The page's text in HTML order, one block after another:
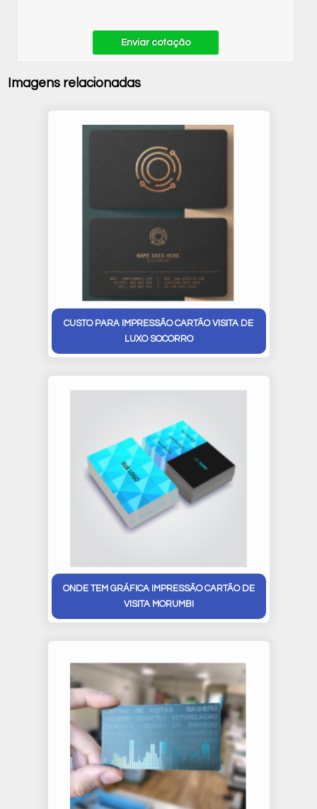
Enviar cotação
Imagens relacionadas
CUSTO PARA IMPRESSÃO CARTÃO VISITA DE
LUXO SOCORRO
ONDE TEM GRÁFICA IMPRESSÃO CARTÃO DE
VISITA MORUMBI